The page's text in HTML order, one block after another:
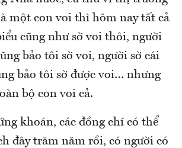
một con voi thì hôm nay tất cả
cũng như sờ voi thôi, người
bảo tôi sờ voi, người sờ cái
bảo tôi sờ được voi… nhưng
bộ con voi cả.
khoán, các đồng chí có thể
đây trăm năm rồi, có người có